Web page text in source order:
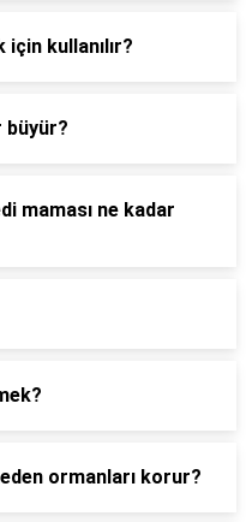
kullanılır?
büyür?
maması ne kadar
ormanları korur?